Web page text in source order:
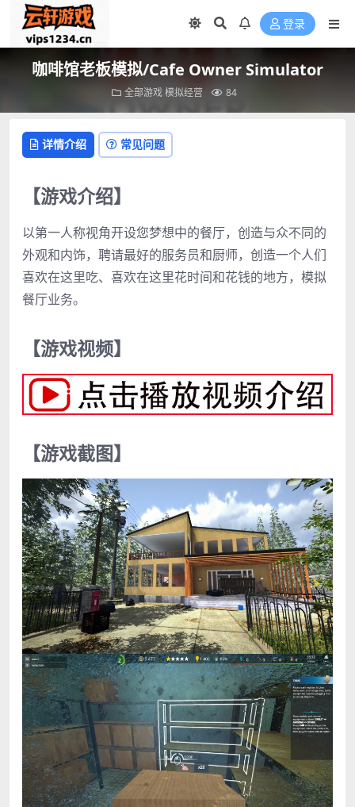
登录
咖啡馆老板模拟/Cafe Owner Simulator
全部游戏模拟经营 84
详情介绍 常见问题
【游戏介绍】
以第一人称视角开设您梦想中的餐厅，创造与众不同的
外观和内饰，聘请最好的服务员和厨师，创造一个人们
喜欢在这里吃、喜欢在这里花时间和花钱的地方，模拟
餐厅业务。
【游戏视频】
【游戏截图】